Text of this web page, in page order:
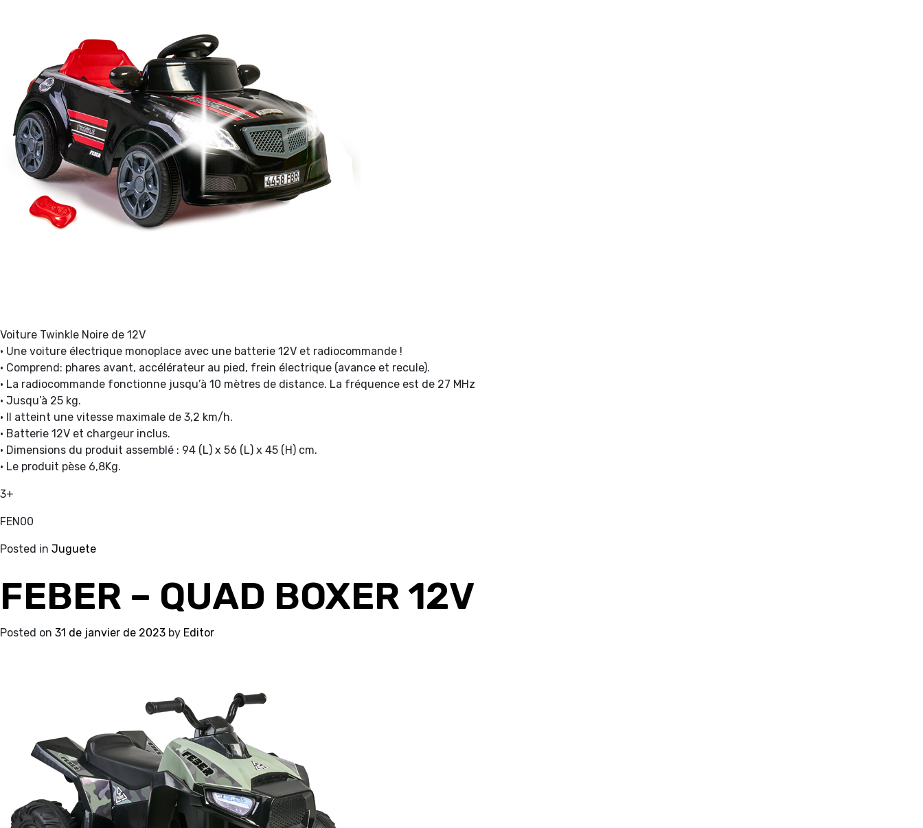
Voiture Twinkle Noire de 12V
• Une voiture électrique monoplace avec une batterie 12V et radiocommande !
• Comprend: phares avant, accélérateur au pied, frein électrique (avance et recule).
• La radiocommande fonctionne jusqu’à 10 mètres de distance. La fréquence est de 27 MHz
• Jusqu’à 25 kg.
• Il atteint une vitesse maximale de 3,2 km/h.
• Batterie 12V et chargeur inclus.
• Dimensions du produit assemblé : 94 (L) x 56 (L) x 45 (H) cm.
• Le produit pèse 6,8Kg.
3+
FEN00
Posted in Juguete
FEBER – QUAD BOXER 12V
Posted on 31 de janvier de 2023 by Editor